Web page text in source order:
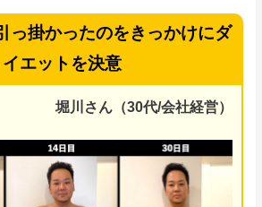
っ掛かったのをきっかけにダ
イエットを決意
堀川さん（30代/会社経営）